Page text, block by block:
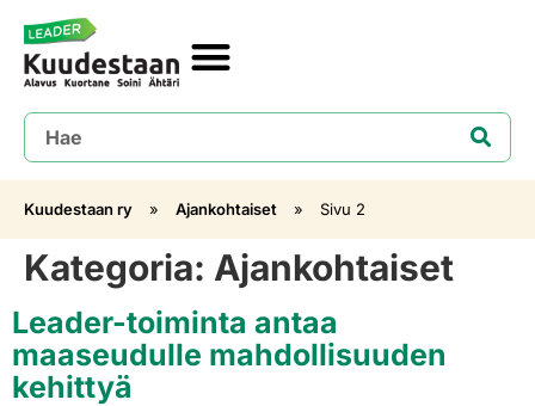
Kuudestaan ry » Ajankohtaiset » Sivu 2
Kategoria: Ajankohtaiset
Leader-toiminta antaa
maaseudulle mahdollisuuden
kehittyä